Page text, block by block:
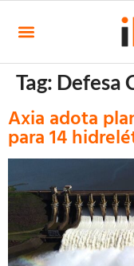
Tag: Defesa
Axia adota
para 14